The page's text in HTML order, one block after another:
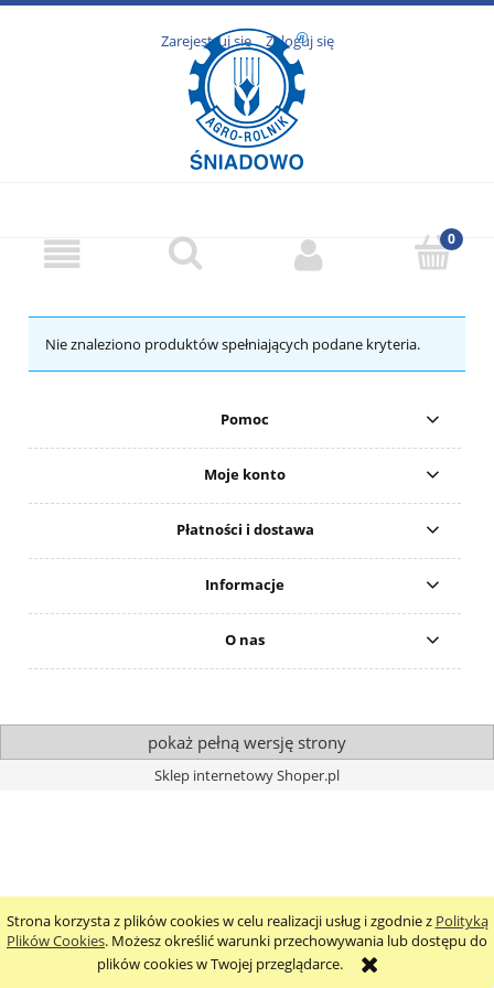
Strona korzysta z plików cookies w celu realizacji usług i zgodnie z Polityką
Plików Cookies. Możesz określić warunki przechowywania lub dostępu do
plików cookies w Twojej przeglądarce.
Zarejestruj się Zaloguj się
Nie znaleziono produktów spełniających podane kryteria.
Pomoc
Moje konto
Płatności i dostawa
Informacje
O nas
pokaż pełną wersję strony
Sklep internetowy Shoper.pl